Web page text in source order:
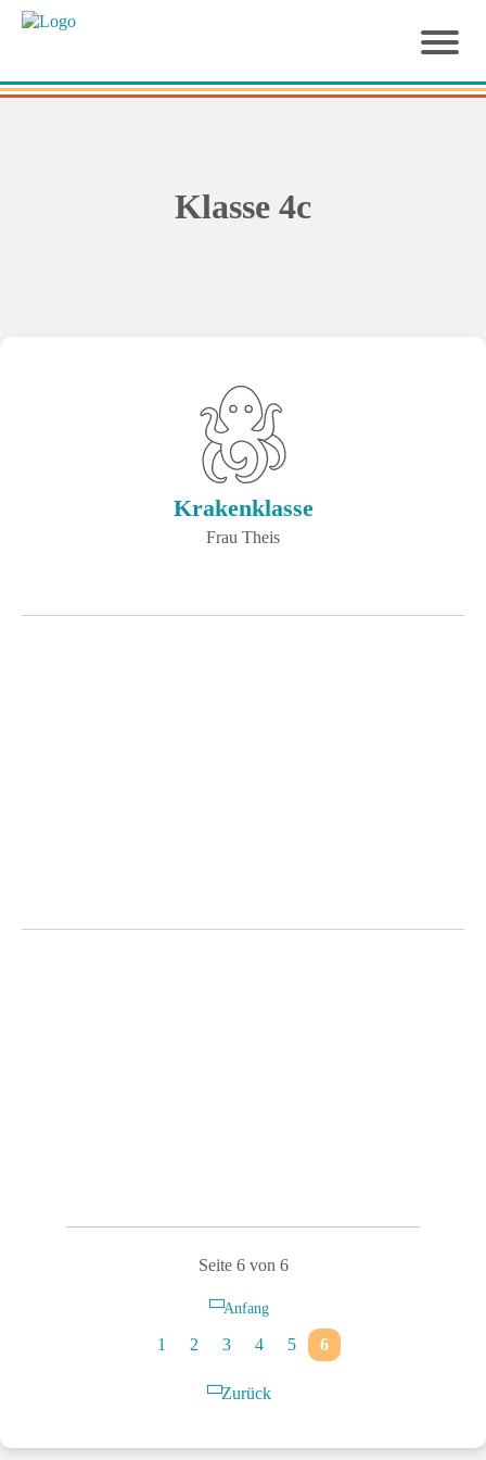
Klasse 4c
Krakenklasse
Frau Theis
Seite 6 von 6
Anfang
1 2 3 4 5 6
Zurück